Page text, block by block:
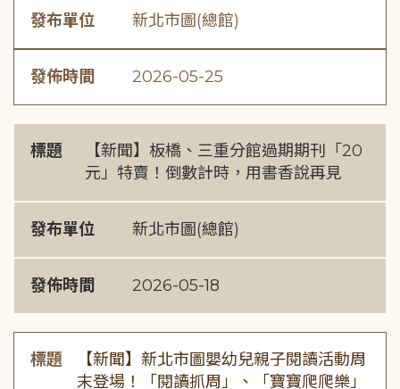
發布單位 新北市圖(總館)
發佈時間 2026-05-25
標題
【新聞】板橋、三重分館過期期刊「20
元」特賣！倒數計時，用書香說再見
發布單位 新北市圖(總館)
發佈時間 2026-05-18
標題
【新聞】新北市圖嬰幼兒親子閱讀活動周
末登場！「閱讀抓周」、「寶寶爬爬樂」